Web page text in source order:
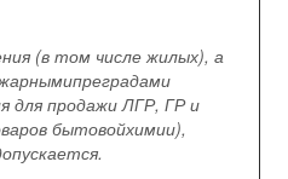
(в том числе жилых), а
для продажи ЛГР, ГР и
бытовойхимии),